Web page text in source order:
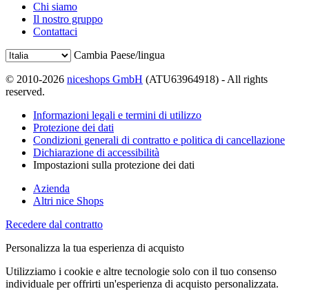
Chi siamo
Il nostro gruppo
Contattaci
Cambia Paese/lingua
© 2010-2026 niceshops GmbH (ATU63964918) - All rights
reserved.
Informazioni legali e termini di utilizzo
Protezione dei dati
Condizioni generali di contratto e politica di cancellazione
Dichiarazione di accessibilità
Impostazioni sulla protezione dei dati
Azienda
Altri nice Shops
Recedere dal contratto
Personalizza la tua esperienza di acquisto
Utilizziamo i cookie e altre tecnologie solo con il tuo consenso
individuale per offrirti un'esperienza di acquisto personalizzata.